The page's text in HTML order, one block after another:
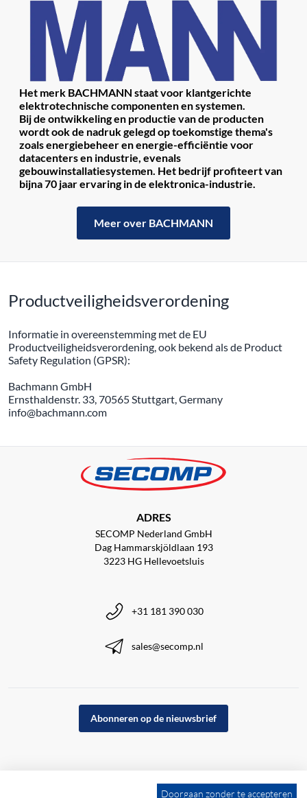
Het merk BACHMANN staat voor klantgerichte
elektrotechnische componenten en systemen.
Bij de ontwikkeling en productie van de producten
wordt ook de nadruk gelegd op toekomstige thema's
zoals energiebeheer en energie-efficiëntie voor
datacenters en industrie, evenals
gebouwinstallatiesystemen. Het bedrijf profiteert van
bijna 70 jaar ervaring in de elektronica-industrie.
Meer over BACHMANN
Productveiligheidsverordening
Informatie in overeenstemming met de EU
Productveiligheidsverordening, ook bekend als de Product
Safety Regulation (GPSR):
Bachmann GmbH
Ernsthaldenstr. 33, 70565 Stuttgart, Germany
info@bachmann.com
ADRES
SECOMP Nederland GmbH
Dag Hammarskjöldlaan 193
3223 HG Hellevoetsluis
+31 181 390 030
sales@secomp.nl
Abonneren op de nieuwsbrief
Doorgaan zonder te accepteren